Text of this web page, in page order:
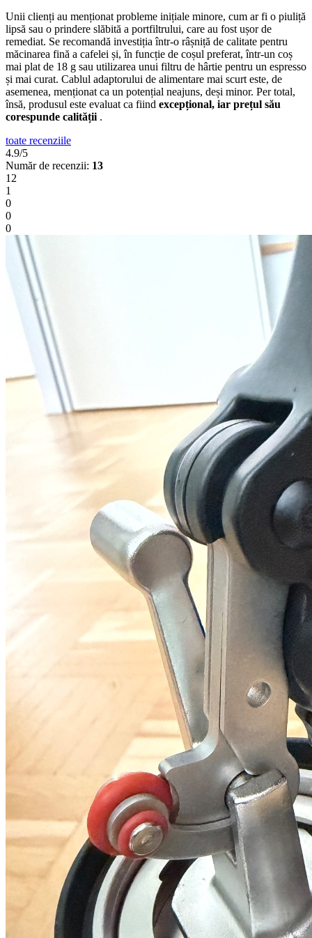
Unii clienți au menționat probleme inițiale minore, cum ar fi o piuliță
lipsă sau o prindere slăbită a portfiltrului, care au fost ușor de
remediat. Se recomandă investiția într-o râșniță de calitate pentru
măcinarea fină a cafelei și, în funcție de coșul preferat, într-un coș
mai plat de 18 g sau utilizarea unui filtru de hârtie pentru un espresso
și mai curat. Cablul adaptorului de alimentare mai scurt este, de
asemenea, menționat ca un potențial neajuns, deși minor. Per total,
însă, produsul este evaluat ca fiind excepțional, iar prețul său
corespunde calității .
toate recenziile
4.9/5
Număr de recenzii: 13
12
1
0
0
0